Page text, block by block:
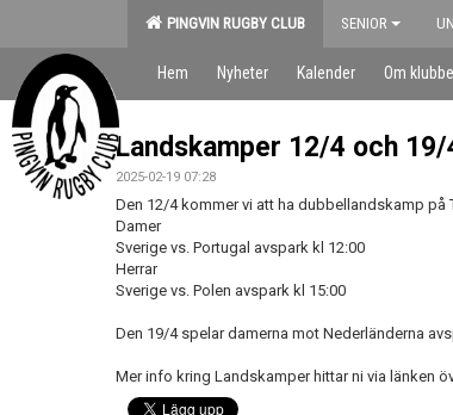
PINGVIN RUGBY CLUB SENIOR
Hem Nyheter Kalender Om
Landskamper 12/4 och 19/
2025-02-19 07:28
Den 12/4 kommer vi att ha dubbellandskamp på
Damer
Sverige vs. Portugal avspark kl 12:00
Herrar
Sverige vs. Polen avspark kl 15:00
Den 19/4 spelar damerna mot Nederländerna
Mer info kring Landskamper hittar ni via länken